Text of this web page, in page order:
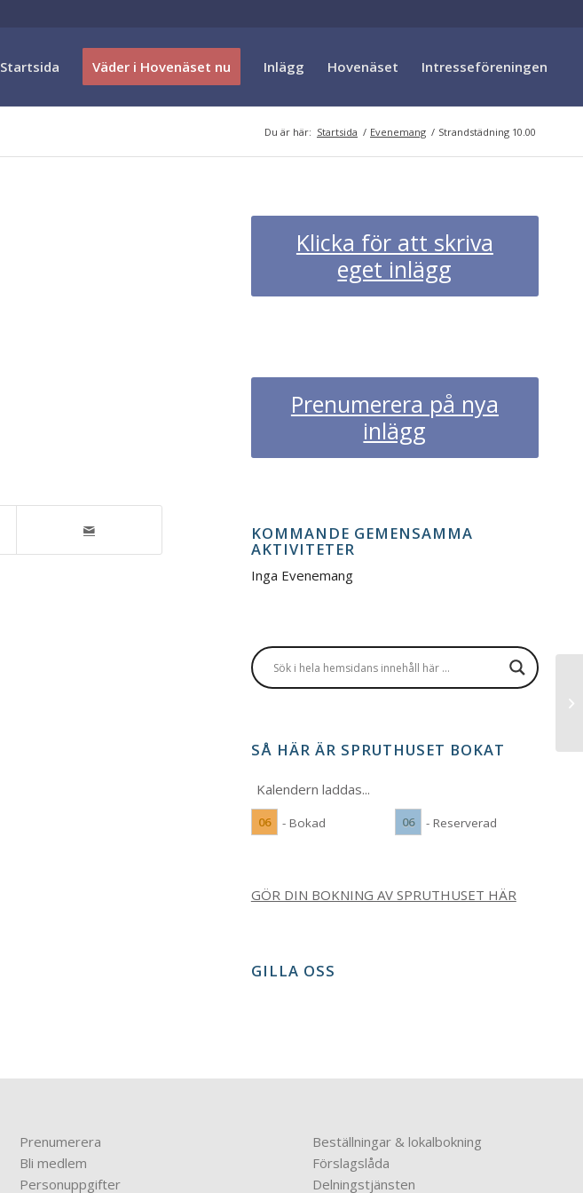
Startsida Väder i Hovenäset nu Inlägg Hovenäset Intresseföreningen
Du är här: Startsida / Evenemang / Strandstädning 10.00
Klicka för att skriva
eget inlägg
Prenumerera på nya
inlägg
KOMMANDE GEMENSAMMA
AKTIVITETER
Inga Evenemang
SÅ HÄR ÄR SPRUTHUSET BOKAT
Kalendern laddas...
06 - Bokad 06 - Reserverad
GÖR DIN BOKNING AV SPRUTHUSET HÄR
GILLA OSS
Prenumerera
Bli medlem
Personuppgifter
Beställningar & lokalbokning
Förslagslåda
Delningstjänsten